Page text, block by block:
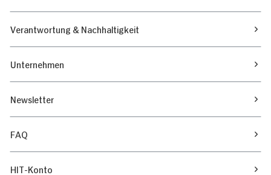
Verantwortung & Nachhaltigkeit
Unternehmen
Newsletter
FAQ
HIT-Konto